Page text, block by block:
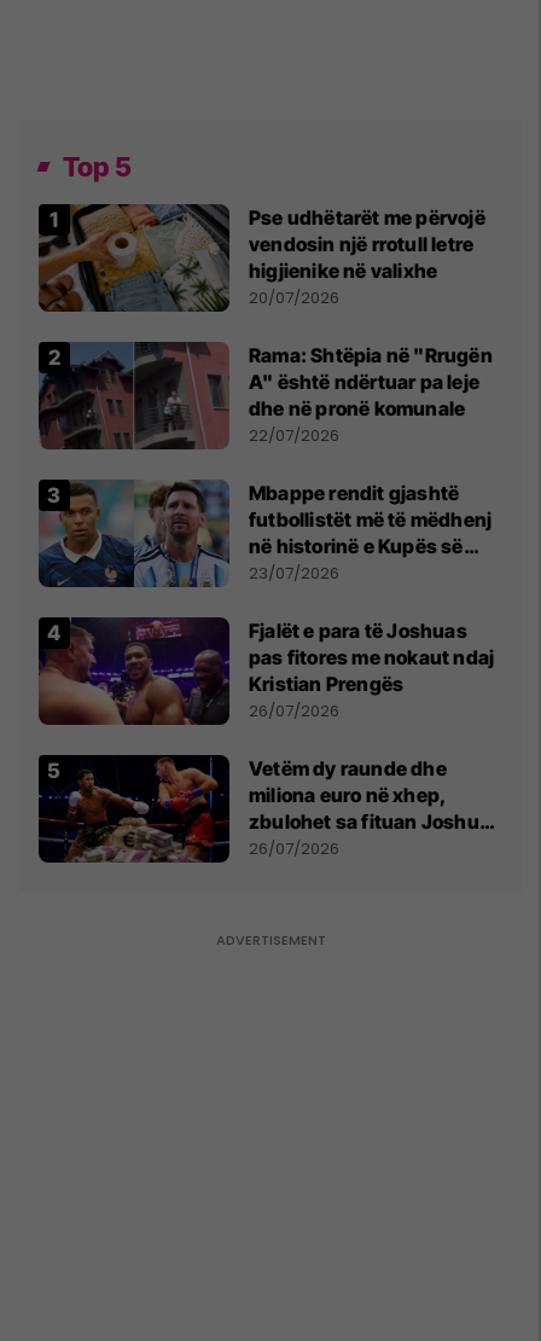
Top 5
Pse udhëtarët me përvojë
vendosin një rrotull letre
higjienike në valixhe
20/07/2026
Rama: Shtëpia në "Rrugën
A" është ndërtuar pa leje
dhe në pronë komunale
22/07/2026
Mbappe rendit gjashtë
futbollistët më të mëdhenj
në historinë e Kupës së
Botës, Messi mbetet i dyti
23/07/2026
Fjalët e para të Joshuas
pas fitores me nokaut ndaj
Kristian Prengës
26/07/2026
Vetëm dy raunde dhe
miliona euro në xhep,
zbulohet sa fituan Joshua
e Prenga
26/07/2026